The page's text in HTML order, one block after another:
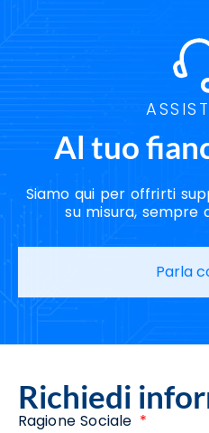
Soluzioni
Soluzioni Hosting
Soluzioni Server
Strategie
Al tuo
Siamo qui per offrirti
su misura,
Parla
Richiedi
Ragione Sociale